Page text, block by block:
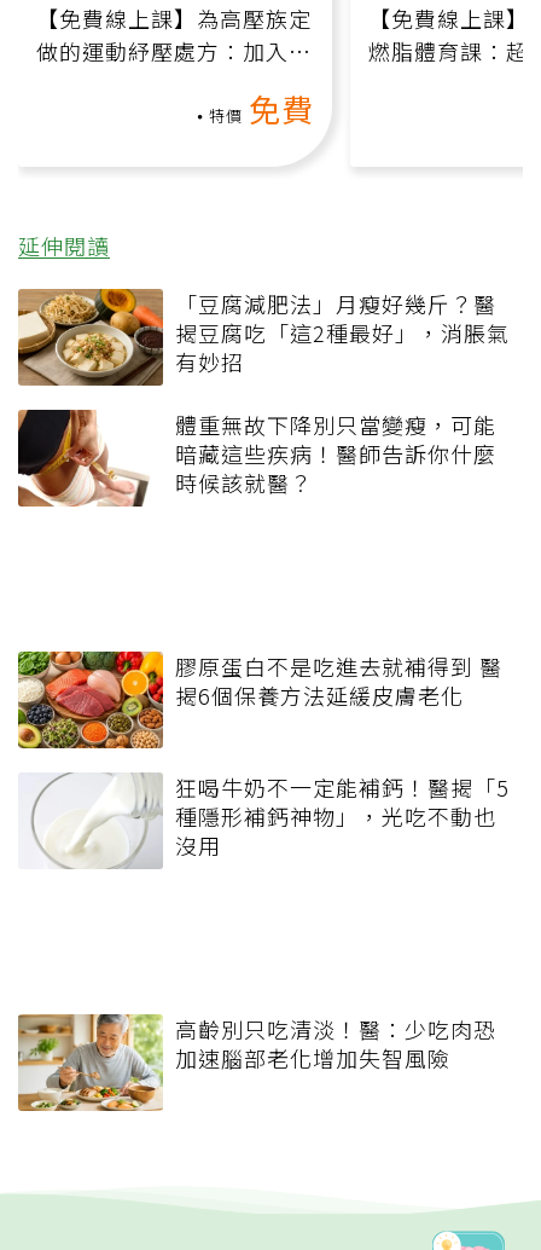
【免費線上課】為高壓族定
做的運動紓壓處方：加入行
特價 免費
【免費線上課
燃脂體育課：超
延伸閱讀
「豆腐減肥法」月瘦好幾斤？醫
揭豆腐吃「這2種最好」，消脹氣
有妙招
體重無故下降別只當變瘦，可能
暗藏這些疾病！醫師告訴你什麼
時候該就醫？
膠原蛋白不是吃進去就補得到 醫
揭6個保養方法延緩皮膚老化
狂喝牛奶不一定能補鈣！醫揭「5
種隱形補鈣神物」，光吃不動也
沒用
高齡別只吃清淡！醫：少吃肉恐
加速腦部老化增加失智風險